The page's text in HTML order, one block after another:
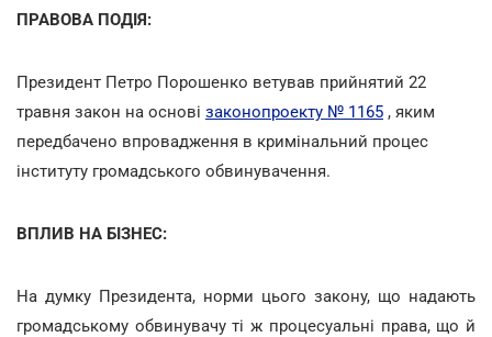
ПРАВОВА ПОДІЯ:
Президент Петро Порошенко ветував прийнятий 22
травня закон на основі законопроекту № 1165 , яким
передбачено впровадження в кримінальний процес
інституту громадського обвинувачення.
ВПЛИВ НА БІЗНЕС:
На думку Президента, норми цього закону, що надають
громадському обвинувачу ті ж процесуальні права, що й